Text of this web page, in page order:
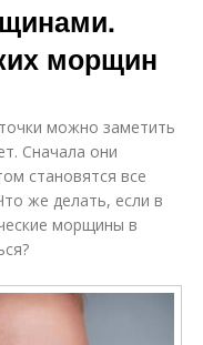
морщин
можно заметить
Сначала они
становятся все
же делать, если в
морщины в